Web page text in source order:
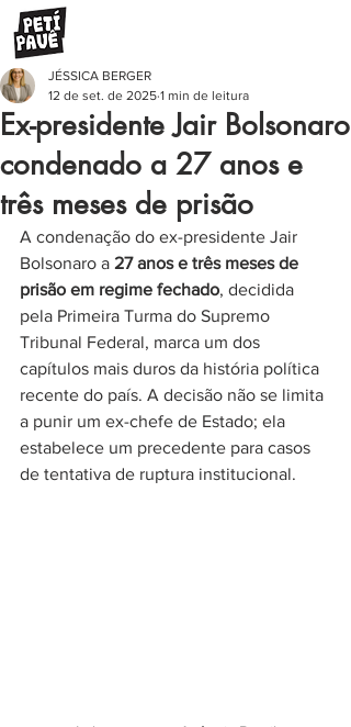
Ex-presidente Jair Bolsonaro
condenado a 27 anos e
três meses de prisão
JÉSSICA BERGER
12 de set. de 2025 1 min de leitura
A condenação do ex-presidente Jair
Bolsonaro a 27 anos e três meses de
prisão em regime fechado, decidida
pela Primeira Turma do Supremo
Tribunal Federal, marca um dos
capítulos mais duros da história política
recente do país. A decisão não se limita
a punir um ex-chefe de Estado; ela
estabelece um precedente para casos
de tentativa de ruptura institucional.